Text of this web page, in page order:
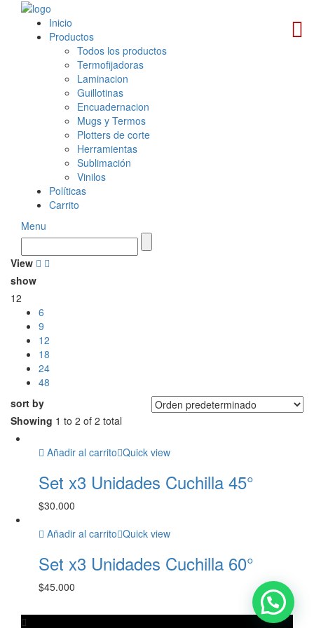
Inicio
Productos
Todos los productos
Termofijadoras
Laminacion
Guillotinas
Encuadernacion
Mugs y Termos
Plotters de corte
Herramientas
Sublimación
Vinilos
Políticas
Carrito
Menu
View
show
12
6
9
12
18
24
48
sort by
Showing 1 to 2 of 2 total
Añadir al carrito Quick view
Set x3 Unidades Cuchilla 45°
$30.000
Añadir al carrito Quick view
Set x3 Unidades Cuchilla 60°
$45.000